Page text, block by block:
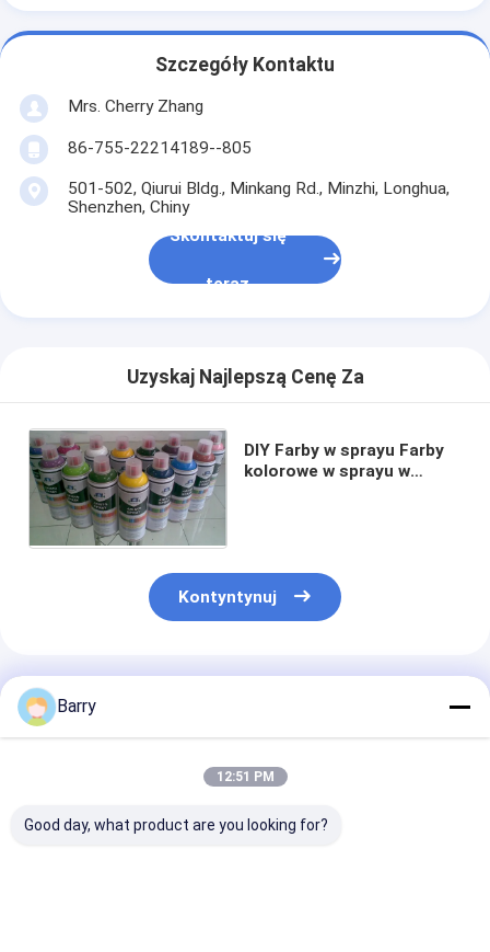
Szczegóły Kontaktu
Mrs. Cherry Zhang
86-755-22214189--805
501-502, Qiurui Bldg., Minkang Rd., Minzhi, Longhua,
Shenzhen, Chiny
Skontaktuj się
teraz
Uzyskaj Najlepszą Cenę Za
DIY Farby w sprayu Farby
kolorowe w sprayu w
Kontyntynuj
Polecane Produkty
Barry
12:51 PM
Good day, what product are you looking for?